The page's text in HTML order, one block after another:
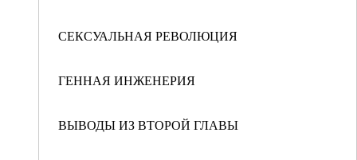
СЕКСУАЛЬНАЯ РЕВОЛЮЦИЯ
ГЕННАЯ ИНЖЕНЕРИЯ
ВЫВОДЫ ИЗ ВТОРОЙ ГЛАВЫ